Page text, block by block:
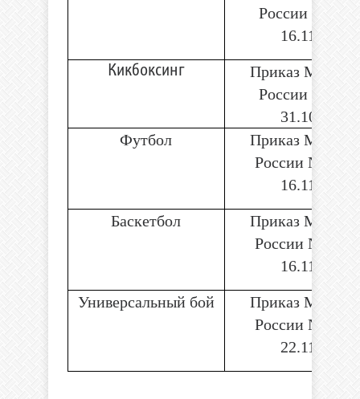
России № 996
16.11.2022
Кикбоксинг
Приказ
России № 885
31.10.2022
Футбол
Приказ
России №
16.11.2022
Баскетбол
Приказ
России №
16.11.2022
Универсальный бой
Приказ
России №
22.11.2022